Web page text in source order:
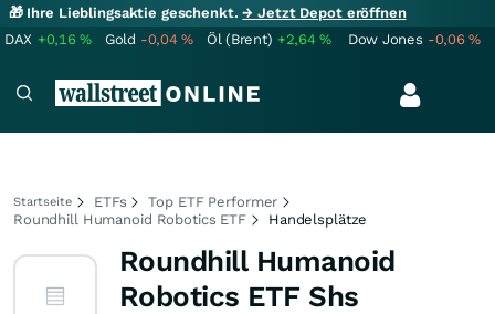
🎁 Ihre Lieblingsaktie geschenkt.→ Jetzt Depot eröffnen
DAX +0,16% Gold -0,04% Öl (Brent) +2,64% Dow Jones -0,06%
Startseite ETFs
Top ETF Performer
Roundhill Humanoid Robotics ETF
Handelsplätze
Roundhill Humanoid
Robotics ETF Shs